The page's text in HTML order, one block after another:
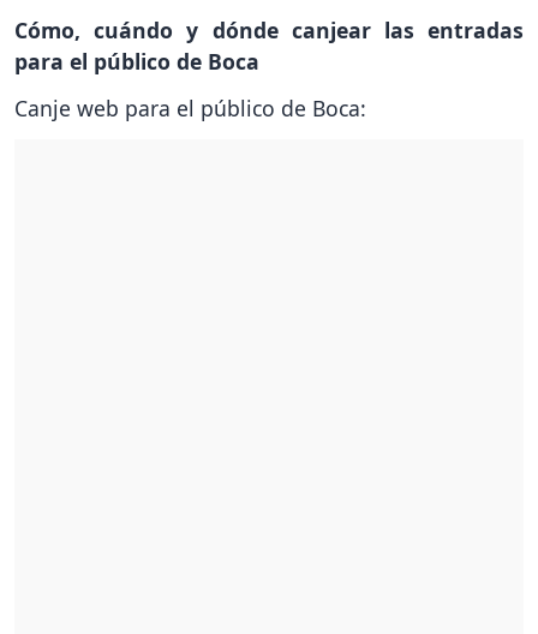
Cómo, cuándo y dónde canjear las entradas
para el público de Boca
Canje web para el público de Boca: